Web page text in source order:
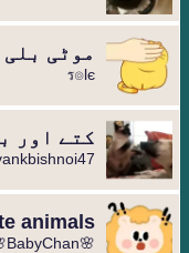
موٹی بلی
ร๏lє
کتے اور
animals
🌸BabyChan🌸